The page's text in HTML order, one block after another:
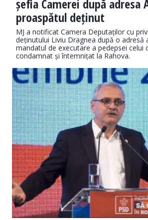
șefia Camerei după adresa
proaspătul deținut
MJ a notificat Camera Deputaților cu
deținutului Liviu Dragnea după o adresă
mandatul de executare a pedepsei celui
condamnat și întemnițat la Rahova.